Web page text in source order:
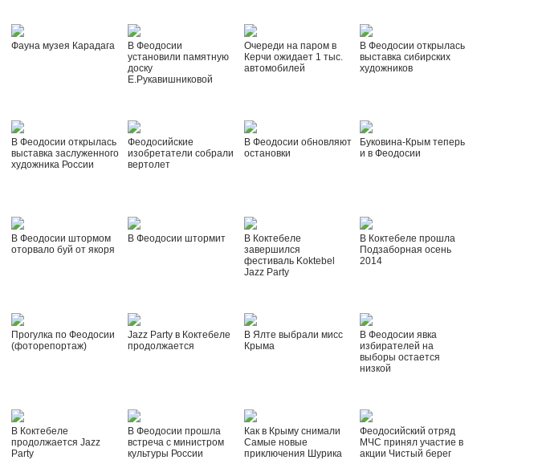
Фауна музея Карадага
В Феодосии
установили памятную
доску
Е.Рукавишниковой
Очереди на паром в
Керчи ожидает 1 тыс.
автомобилей
В Феодосии открылась
выставка сибирских
художников
В Феодосии открылась
выставка заслуженного
художника России
Феодосийские
изобретатели собрали
вертолет
В Феодосии обновляют
остановки
Буковина-Крым теперь
и в Феодосии
В Феодосии штормом
оторвало буй от якоря
В Феодосии штормит
В Коктебеле
завершился
фестиваль Koktebel
Jazz Party
В Коктебеле прошла
Подзаборная осень
2014
Прогулка по Феодосии
(фоторепортаж)
Jazz Party в Коктебеле
продолжается
В Ялте выбрали мисс
Крыма
В Феодосии явка
избирателей на
выборы остается
низкой
В Коктебеле
продолжается Jazz
Party
В Феодосии прошла
встреча с министром
культуры России
Как в Крыму снимали
Самые новые
приключения Шурика
Феодосийский отряд
МЧС принял участие в
акции Чистый берег